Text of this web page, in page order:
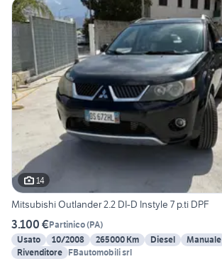
14
Mitsubishi Outlander 2.2 DI-D Instyle 7 p.ti DPF
3.100 €Partinico(PA)
Usato
10/2008 265000 Km Diesel Manuale
Rivenditore FBautomobili srl